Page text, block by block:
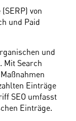
von
und Paid
und
Mit Search
Einträge
SEO umfasst
Einträge.